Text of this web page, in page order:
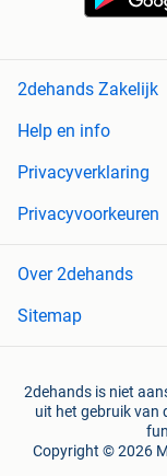
2dehands Zakelijk
Help en info
Privacyverklaring
Privacyvoorkeuren
Over 2dehands
Sitemap
2dehands is niet
uit het gebruik van
Copyright © 2026